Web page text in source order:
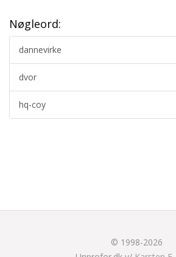
Nøgleord:
dannevirke
dvor
hq-coy
© 1998-2026